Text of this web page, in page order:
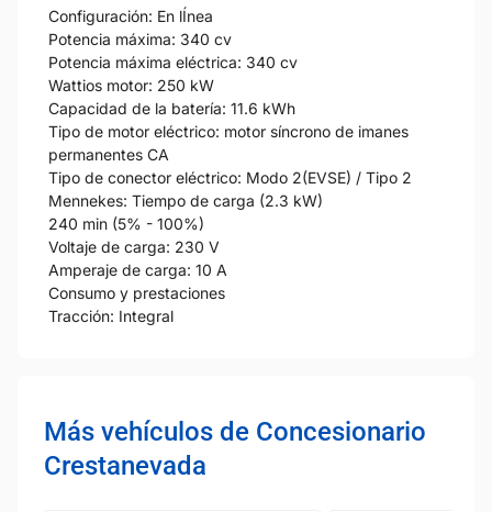
Configuración: En lÍnea
Potencia máxima: 340 cv
Potencia máxima eléctrica: 340 cv
Wattios motor: 250 kW
Capacidad de la batería: 11.6 kWh
Tipo de motor eléctrico: motor síncrono de imanes
permanentes CA
Tipo de conector eléctrico: Modo 2(EVSE) / Tipo 2
Mennekes: Tiempo de carga (2.3 kW)
240 min (5% - 100%)
Voltaje de carga: 230 V
Amperaje de carga: 10 A
Consumo y prestaciones
Tracción: Integral
Más vehículos de Concesionario
Crestanevada